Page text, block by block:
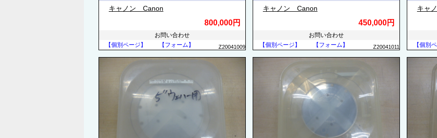
キャノン Canon
800,000円
お問い合わせ
【個別ページ】
【フォーム】 Z20041009
キャノン Canon
450,000円
お問い合わせ
【個別ページ】
【フォーム】 Z20041011
キャ
【個別